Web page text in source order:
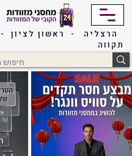
הרצליה - ראשון לציון
תקווה